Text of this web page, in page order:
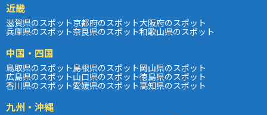
近畿
滋賀県のスポット京都府のスポット大阪府のスポット
兵庫県のスポット奈良県のスポット和歌山県のスポット
中国・四国
鳥取県のスポット島根県のスポット岡山県のスポット
広島県のスポット山口県のスポット徳島県のスポット
香川県のスポット愛媛県のスポット高知県のスポット
九州・沖縄